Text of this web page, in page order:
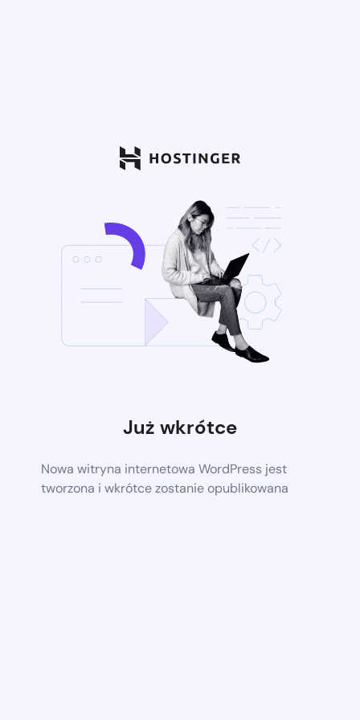
Już wkrótce
Nowa witryna internetowa WordPress jest
tworzona i wkrótce zostanie opublikowana